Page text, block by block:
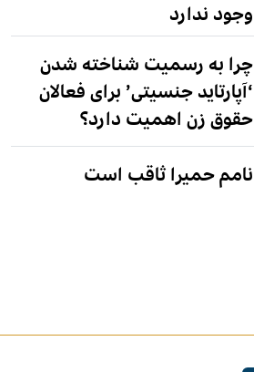
چرا به رسمیت شناخته شدن
‘آپارتاید جنسیتی’ برای فعالان
حقوق زن اهمیت دارد؟
نامم حمیرا ثاقب است